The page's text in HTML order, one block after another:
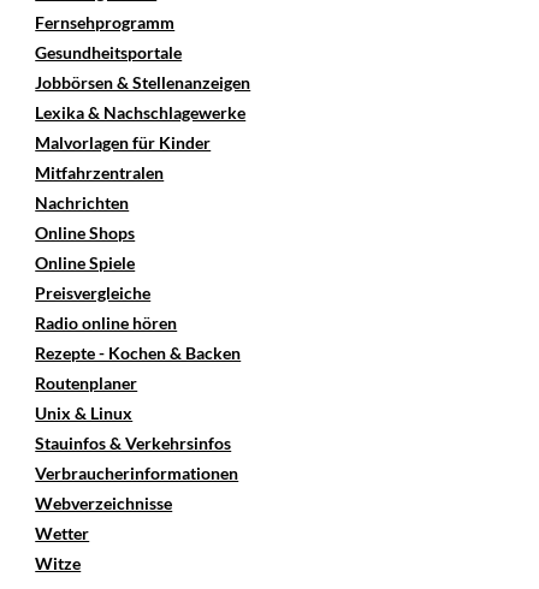
Fernsehprogramm
Gesundheitsportale
Jobbörsen & Stellenanzeigen
Lexika & Nachschlagewerke
Malvorlagen für Kinder
Mitfahrzentralen
Nachrichten
Online Shops
Online Spiele
Preisvergleiche
Radio online hören
Rezepte - Kochen & Backen
Routenplaner
Unix & Linux
Stauinfos & Verkehrsinfos
Verbraucherinformationen
Webverzeichnisse
Wetter
Witze